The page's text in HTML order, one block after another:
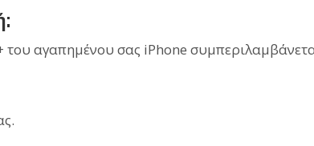
αγαπημένου σας iPhone